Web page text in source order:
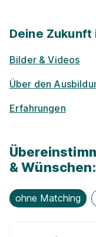
Deine Zukunft
Bilder & Videos
Über den
Erfahrungen
& Wünschen:
ohne Matching